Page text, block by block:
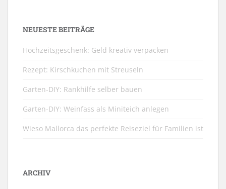
NEUESTE BEITRÄGE
Hochzeitsgeschenk: Geld kreativ verpacken
Rezept: Kirschkuchen mit Streuseln
Garten-DIY: Rankhilfe selber bauen
Garten-DIY: Weinfass als Miniteich anlegen
Wieso Mallorca das perfekte Reiseziel für Familien ist
ARCHIV